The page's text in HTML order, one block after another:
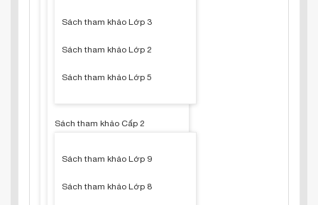
Sách tham khảo Lớp 3
Sách tham khảo Lớp 2
Sách tham khảo Lớp 5
Sách tham khảo Cấp 2
Sách tham khảo Lớp 9
Sách tham khảo Lớp 8